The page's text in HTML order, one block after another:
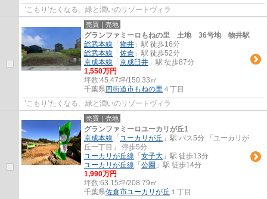
’こもり’たくなる、緑と潤いのリゾートヴィラ
売買｜売地
グランファミーロもねの里 土地 36号地 物井駅
総武本線 「 物井 」駅 徒歩16分
総武本線 「 佐倉 」駅 徒歩52分
京成本線 「 京成臼井 」駅 徒歩87分
1,550万円
坪数:45.47坪/150.33㎡
千葉県四街道市もねの里 ４丁目
’こもり’たくなる、緑と潤いのリゾートヴィラ
売買｜売地
グランファミーロユーカリが丘1
京成本線 「 ユーカリが丘 」駅 バス5分 「ユーカリが
丘一丁目」 停歩5分
ユーカリが丘線 「 女子大 」駅 徒歩13分
ユーカリが丘線 「 公園 」駅 徒歩14分
1,990万円
坪数:63.15坪/208.79㎡
千葉県佐倉市ユーカリが丘 １丁目